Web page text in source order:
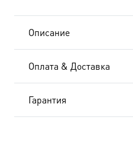
Описание
Оплата & Доставка
Гарантия